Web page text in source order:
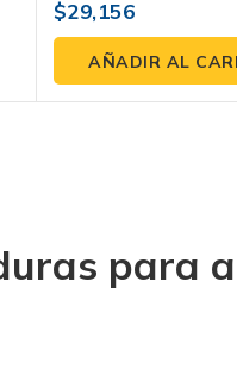
0
fuera
5
$29,156
AÑADIR AL
para